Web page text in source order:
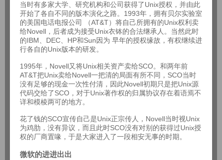
当时有多家大学、研究机构和公司获得了Unix授权，并由此
开始了各自不同的版本演化之路。1993年，拥有贝尔实验室
的美国电话电报公司 （AT&T）将自己所拥有的Unix权利卖
给Novell，后者成为接受Unix衣钵的合法继承人。当然此时
的IBM、DEC、HP和Sun因为 早年的授权缘故，有权继续进
行各自的Unix版本的研发。
1995年，Novell又将Unix相关资产卖给SCO。和两年前
AT&T把Unix卖给Novell一把清的局面有所不同，SCO当时
没有足够的现金一次性付清，因此Novell初期只是把Unix源
代码交给了SCO，对于Unix著作权的归属协议存在着语焉不
详和模棱两可的地方。
花了钱的SCO宣传自己是Unix正宗传人，Novell当时视Unix
为鸡肋，没有异议，而且此时SCO没有对别的获得过Unix授
权的厂商置喙，于是大家进入了一段相安无事的时期。
微软的进进出出